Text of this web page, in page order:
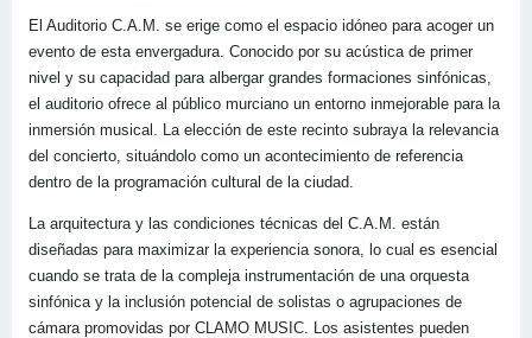
El Auditorio C.A.M. se erige como el espacio idóneo para acoger un
evento de esta envergadura. Conocido por su acústica de primer
nivel y su capacidad para albergar grandes formaciones sinfónicas,
el auditorio ofrece al público murciano un entorno inmejorable para la
inmersión musical. La elección de este recinto subraya la relevancia
del concierto, situándolo como un acontecimiento de referencia
dentro de la programación cultural de la ciudad.
La arquitectura y las condiciones técnicas del C.A.M. están
diseñadas para maximizar la experiencia sonora, lo cual es esencial
cuando se trata de la compleja instrumentación de una orquesta
sinfónica y la inclusión potencial de solistas o agrupaciones de
cámara promovidas por CLAMO MUSIC. Los asistentes pueden